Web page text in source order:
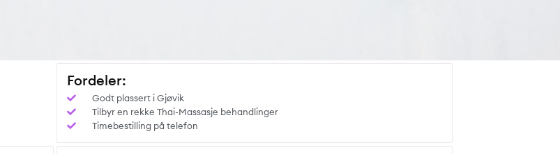
Fordeler:
Godt plassert i Gjøvik
Tilbyr en rekke Thai-Massasje behandlinger
Timebestilling på telefon